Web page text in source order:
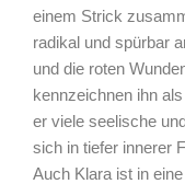
einem Strick
radikal und spürbar
und die roten
kennzeichnen ihn als
er viele seelische
sich in tiefer innerer
Auch Klara ist in